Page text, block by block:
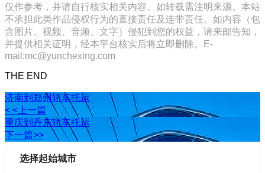
仅作参考，并请自行核实相关内容。如转载需注明来源。本站
不承担此类作品侵权行为的直接责任及连带责任。如内容（包
含图片、视频、音频、文字）侵犯到您的权益，请来邮告知，
并提供相关证明，经本平台核实后将立即删除。E-
mail:mc@yunchexing.com
THE END
济南到郑州轿车托运
< <上一篇
重庆到丹东轿车托运
下一篇>>
选择起始城市